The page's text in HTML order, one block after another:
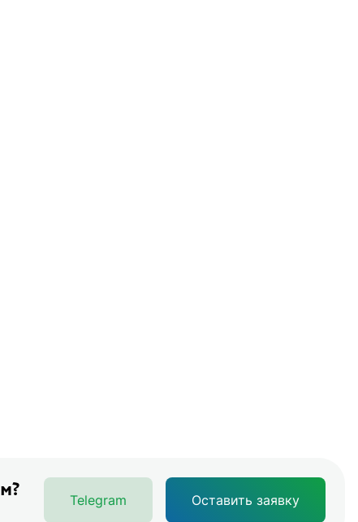
к туру.
Telegram Оставить заявку